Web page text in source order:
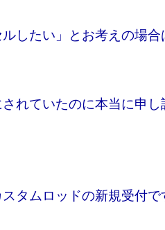
ルしたい」とお考えの場
れていたのに本当に申し
タムロッドの新規受付で